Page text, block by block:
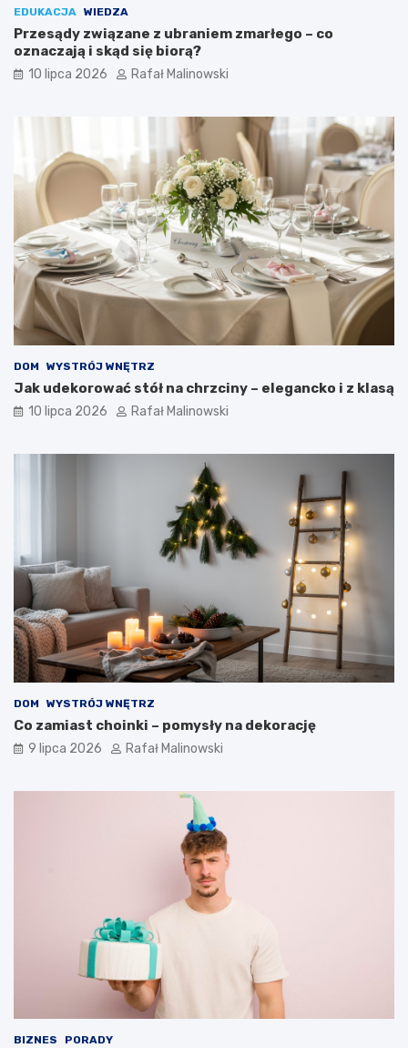
EDUKACJA WIEDZA
Przesądy związane z ubraniem zmarłego – co
oznaczają i skąd się biorą?
10 lipca 2026 Rafał Malinowski
DOM WYSTRÓJ WNĘTRZ
Jak udekorować stół na chrzciny – elegancko i z klasą
10 lipca 2026 Rafał Malinowski
DOM WYSTRÓJ WNĘTRZ
Co zamiast choinki – pomysły na dekorację
9 lipca 2026 Rafał Malinowski
BIZNES PORADY